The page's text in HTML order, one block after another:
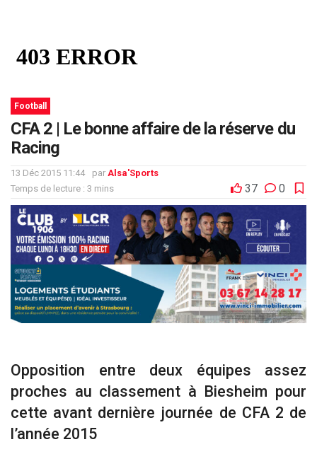
Football
CFA 2 | Le bonne affaire de la réserve du
Racing
13 Déc 2015 11:44 par Alsa'Sports
Temps de lecture : 3 mins
37 0
Opposition entre deux équipes assez
proches au classement à Biesheim pour
cette avant dernière journée de CFA 2 de
l’année 2015